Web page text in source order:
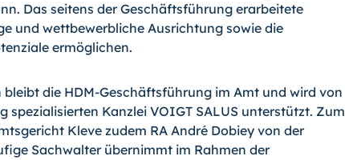
Das seitens der Geschäftsführung erarbeitete
und wettbewerbliche Ausrichtung sowie die
ermöglichen.
die HDM-Geschäftsführung im Amt und wird von
Kanzlei VOIGT SALUS unterstützt. Zum
Kleve zudem RA André Dobiey von der
Sachwalter übernimmt im Rahmen der